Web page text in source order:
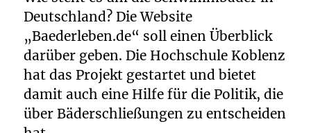
Deutschland? Die Website
„Baederleben.de“ soll einen Überblick
darüber geben. Die Hochschule Koblenz
hat das Projekt gestartet und bietet
damit auch eine Hilfe für die Politik, die
über Bäderschließungen zu entscheiden